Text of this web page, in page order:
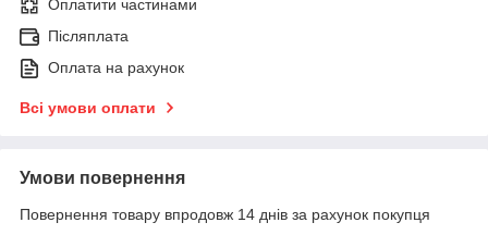
Оплатити частинами
Післяплата
Оплата на рахунок
Всі умови оплати
Умови повернення
Повернення товару впродовж 14 днів за рахунок покупця